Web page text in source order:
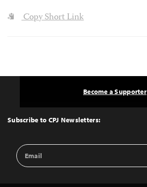
Copy Short Link
Top
Subscribe to CPJ Newsletters:
Email
Address
Become a Supporter